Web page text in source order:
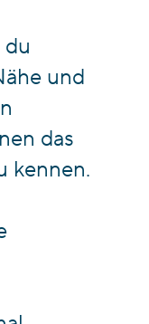
und
das
kennen.